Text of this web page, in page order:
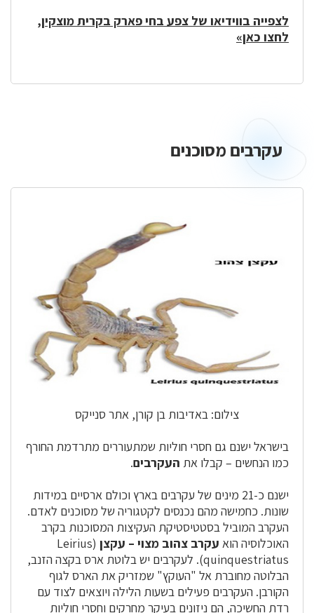
לצפייה בווידיאו של צפע בחי פארק בקרית מוצקין,
לחצו כאן»
עקרביםעקרבים מסוכנים
צילום: באדיבות בן קורן, אתר סנייקס
בישראל ישנם גם חסרי חוליות שמתעוררים מתרדמת החורף
כמו הנחשים – קבלו את העקרבים.
ישנם כ-21 מינים של עקרבים בארץ וכולם ארסיים במידות
שונות. כחמישה מהם נכנסים לקטגוריה של מסוכנים לאדם.
העקרב המוביל בסטטיסטיקת העקיצות המסוכנות בקרב
האוכלוסיה הוא עקרב צהוב מצוי – עקצן (Leirius
quinquestriatus). לעקרבים יש בלוטת ארס בקצה הזנב,
הבלוטה מחוברת אל "העוקץ" שמזריק את הארס לגוף
הקורבן. העקרבים פעילים בשעות הלילה ויוצאים לצוד עם
רדת החשיכה, הם ניזונים בעיקר מחרקים וחסרי חוליות